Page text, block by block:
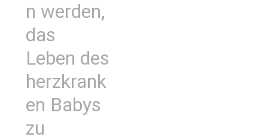
n werden,
das
Leben des
herzkrank
en Babys
zu